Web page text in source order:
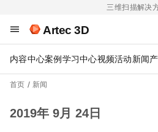
三维扫描解决
Artec 3D
内容中心案例 学习中心视频活动新闻
首页 新闻
2019年 9月 24日